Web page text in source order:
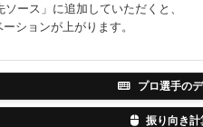
ース」に追加していただくと、
ションが上がります。
プロ選手の
振り向き計